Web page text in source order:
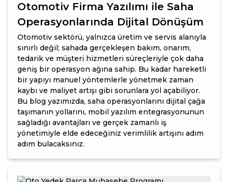
Otomotiv Firma Yazılımı ile Saha
Operasyonlarında Dijital Dönüşüm
Otomotiv sektörü, yalnızca üretim ve servis alanıyla
sınırlı değil; sahada gerçekleşen bakım, onarım,
tedarik ve müşteri hizmetleri süreçleriyle çok daha
geniş bir operasyon ağına sahip. Bu kadar hareketli
bir yapıyı manuel yöntemlerle yönetmek zaman
kaybı ve maliyet artışı gibi sorunlara yol açabiliyor.
Bu blog yazımızda, saha operasyonlarını dijital çağa
taşımanın yollarını, mobil yazılım entegrasyonunun
sağladığı avantajları ve gerçek zamanlı iş
yönetimiyle elde edeceğiniz verimlilik artışını adım
adım bulacaksınız.